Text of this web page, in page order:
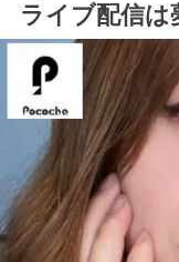
ライブ配信は